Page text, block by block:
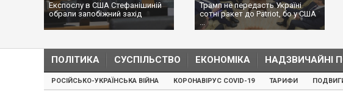
Експослу в США Стефанішиній
обрали запобіжний захід
Трамп не передасть Україні
сотні ракет до Patriot, бо у США
...
ПОЛІТИКА СУСПІЛЬСТВО ЕКОНОМІКА НАДЗВИЧАЙНІ
РОСІЙСЬКО-УКРАЇНСЬКА ВІЙНА КОРОНАВІРУС COVID-19 ТАРИФИ